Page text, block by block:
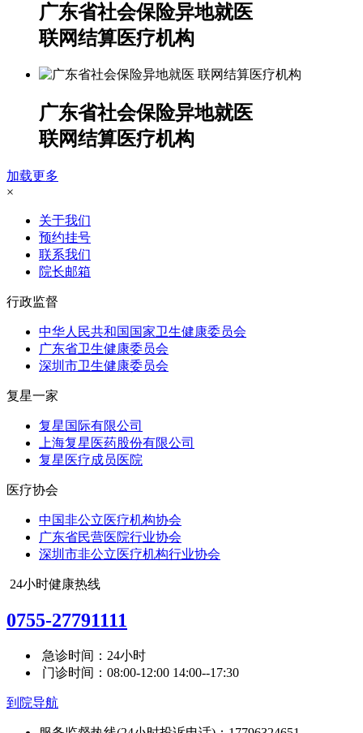
广东省社会保险异地就医
联网结算医疗机构
广东省社会保险异地就医
联网结算医疗机构
加载更多
×
关于我们
预约挂号
联系我们
院长邮箱
行政监督
中华人民共和国国家卫生健康委员会
广东省卫生健康委员会
深圳市卫生健康委员会
复星一家
复星国际有限公司
上海复星医药股份有限公司
复星医疗成员医院
医疗协会
中国非公立医疗机构协会
广东省民营医院行业协会
深圳市非公立医疗机构行业协会
24小时健康热线
0755-27791111
急诊时间：24小时
门诊时间：08:00-12:00 14:00--17:30
到院导航